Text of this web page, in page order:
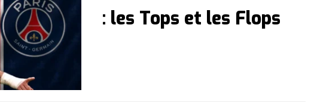
: les Tops et les Flops